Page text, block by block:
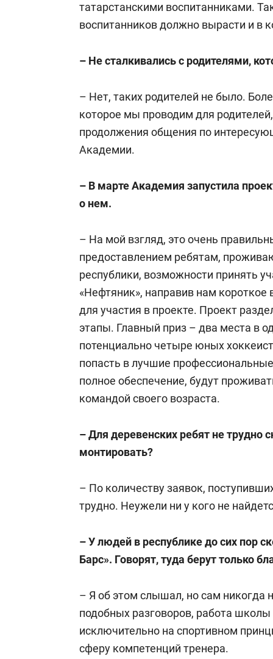
татарстанскими воспитанниками.
воспитанников должно вырасти и в
– Не сталкивались с родителями,
– Нет, таких родителей не было.
которое мы проводим для
продолжения общения по
Академии.
– В марте Академия запустила
о нем.
– На мой взгляд, это очень
предоставлением ребятам,
республики, возможности принять
«Нефтяник», направив нам
для участия в проекте. Проект
этапы. Главный приз – два места в
потенциально четыре юных
попасть в лучшие
полное обеспечение, будут
командой своего возраста.
– Для деревенских ребят не трудно
монтировать?
– По количеству заявок,
трудно. Неужели ни у кого не
– У людей в республике до сих пор
Барс». Говорят, туда берут только
– Я об этом слышал, но сам никогда
подобных разговоров, работа
исключительно на спортивном
сферу компетенций тренера.